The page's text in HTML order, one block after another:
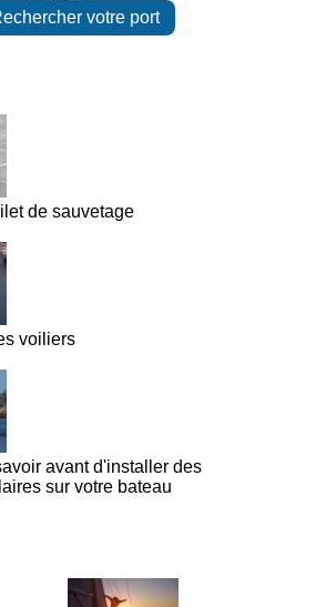
votre port
de sauvetage
voiliers
avant d'installer des
sur votre bateau